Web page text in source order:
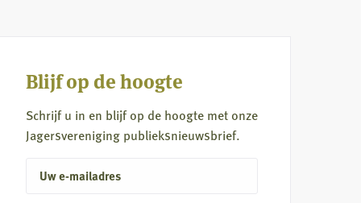
Blijf op de hoogte
Schrijf u in en blijf op de hoogte met onze
Jagersvereniging publieksnieuwsbrief.
mailadres